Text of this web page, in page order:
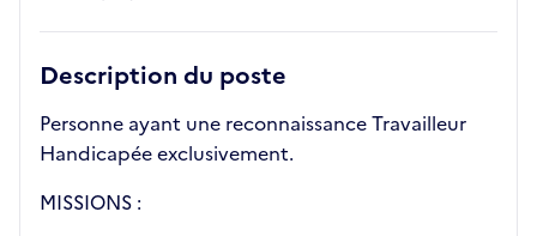
Description du poste
Personne ayant une reconnaissance Travailleur
Handicapée exclusivement.
MISSIONS :